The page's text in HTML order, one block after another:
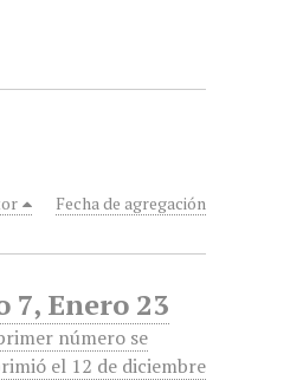
Fecha de agregación
7, Enero 23
número se
el 12 de diciembre